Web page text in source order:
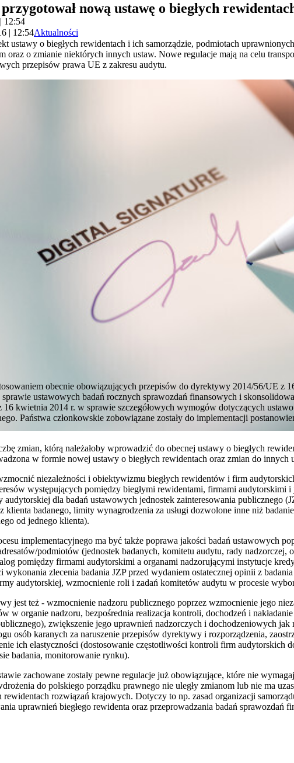
nową ustawę o biegłych
12:54
| 12:54Aktualności
ustawy o biegłych rewidentach i ich samorządzie, podmiotach
oraz o zmianie niektórych innych ustaw. Nowe regulacje mają na celu
przepisów prawa UE z zakresu audytu.
obecnie obowiązujących przepisów do dyrektywy 2014/56/UE z
ustawowych badań rocznych sprawozdań finansowych i
16 kwietnia 2014 r. w sprawie szczegółowych wymogów dotyczących
Państwa członkowskie zobowiązane zostały do implementacji
zmian, którą należałoby wprowadzić do obecnej ustawy o biegłych
w formie nowej ustawy o biegłych rewidentach oraz zmian do innych
niezależności i obiektywizmu biegłych rewidentów i firm
występujących pomiędzy biegłymi rewidentami, firmami audytorskimi
dla badań ustawowych jednostek zainteresowania publicznego
klienta badanego, limity wynagrodzenia za usługi dozwolone inne niż
od jednego klienta).
implementacyjnego ma być także poprawa jakości badań ustawowych
podmiotów (jednostek badanych, komitetu audytu, rady nadzorczej,
pomiędzy firmami audytorskimi a organami nadzorującymi instytucje
zlecenia badania JZP przed wydaniem ostatecznej opinii z badania
audytorskiej, wzmocnienie roli i zadań komitetów audytu w procesie
jest też - wzmocnienie nadzoru publicznego poprzez wzmocnienie jego
w organie nadzoru, bezpośrednia realizacja kontroli, dochodzeń i
zwiększenie jego uprawnień nadzorczych i dochodzeniowych jak
osób karanych za naruszenie przepisów dyrektywy i rozporządzenia,
ich elastyczności (dostosowanie częstotliwości kontroli firm audytorskich
badania, monitorowanie rynku).
zachowane zostały pewne regulacje już obowiązujące, które nie
do polskiego porządku prawnego nie uległy zmianom lub nie ma
rewidentach rozwiązań krajowych. Dotyczy to np. zasad organizacji
uprawnień biegłego rewidenta oraz przeprowadzania badań sprawozdań